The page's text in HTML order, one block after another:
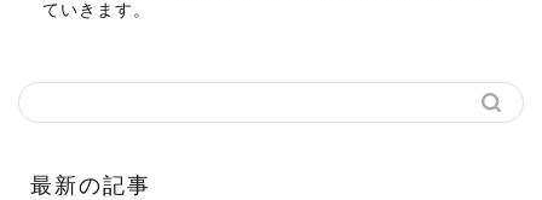
ていきます。
最新の記事